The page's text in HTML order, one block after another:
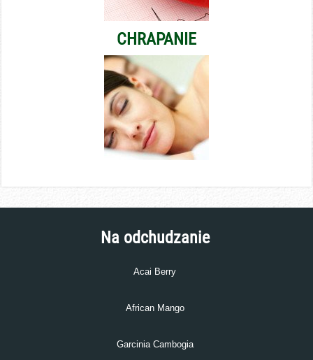
CHRAPANIE
Na odchudzanie
Acai Berry
African Mango
Garcinia Cambogia